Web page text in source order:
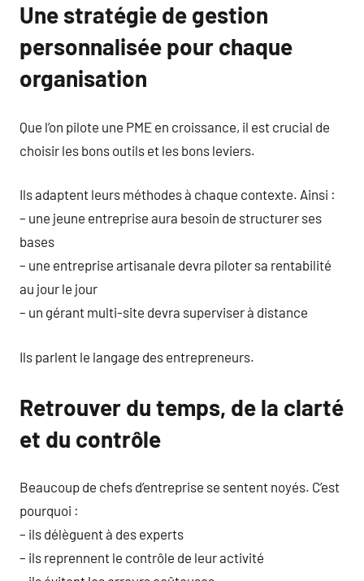
Une stratégie de gestion
personnalisée pour chaque
organisation
Que l’on pilote une PME en croissance, il est crucial de
choisir les bons outils et les bons leviers.
Ils adaptent leurs méthodes à chaque contexte. Ainsi :
– une jeune entreprise aura besoin de structurer ses
bases
– une entreprise artisanale devra piloter sa rentabilité
au jour le jour
– un gérant multi-site devra superviser à distance
Ils parlent le langage des entrepreneurs.
Retrouver du temps, de la clarté
et du contrôle
Beaucoup de chefs d’entreprise se sentent noyés. C’est
pourquoi :
– ils délèguent à des experts
– ils reprennent le contrôle de leur activité